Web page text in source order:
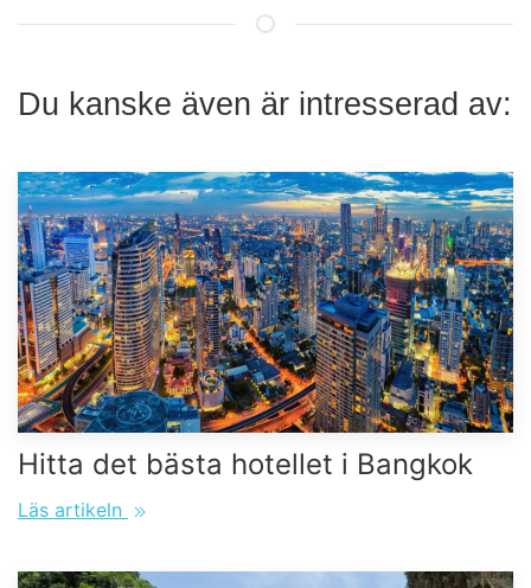
Du kanske även är intresserad av:
Hitta det bästa hotellet i Bangkok
Läs artikeln